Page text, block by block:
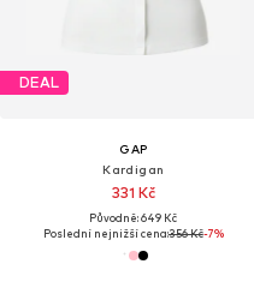
DEAL
GAP
Kardigan
331 Kč
Původně: 649 Kč
Poslední nejnižší cena:356 Kč-7%